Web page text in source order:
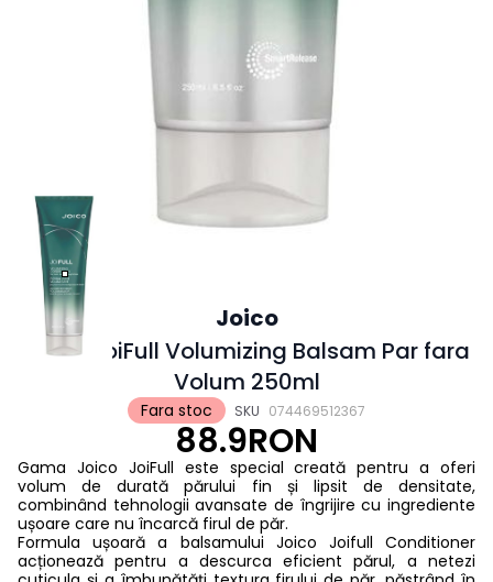
Fara stoc SKU 074469512367
Joico
Joico JoiFull Volumizing Balsam Par fara
Volum 250ml
88.9RON
Gama Joico JoiFull este special creată pentru a oferi
volum de durată părului fin și lipsit de densitate,
combinând tehnologii avansate de îngrijire cu ingrediente
ușoare care nu încarcă firul de păr.
Formula ușoară a balsamului Joico Joifull Conditioner
acționează pentru a descurca eficient părul, a netezi